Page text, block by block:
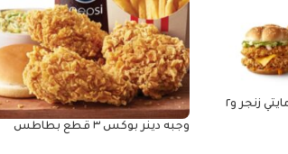
مايتى لوف ٢ ساندوتش مايتي زنجر و٢
وجبه دينر بوكس ٣ قطع بطاطس